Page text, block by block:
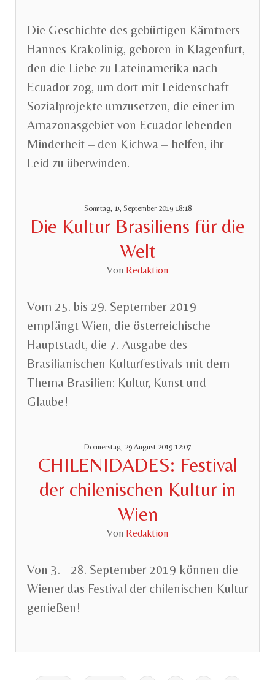
Die Geschichte des gebürtigen Kärntners
Hannes Krakolinig, geboren in Klagenfurt,
den die Liebe zu Lateinamerika nach
Ecuador zog, um dort mit Leidenschaft
Sozialprojekte umzusetzen, die einer im
Amazonasgebiet von Ecuador lebenden
Minderheit – den Kichwa – helfen, ihr
Leid zu überwinden.
Sonntag, 15 September 2019 18:18
Die Kultur Brasiliens für die
Welt
Von Redaktion
Vom 25. bis 29. September 2019
empfängt Wien, die österreichische
Hauptstadt, die 7. Ausgabe des
Brasilianischen Kulturfestivals mit dem
Thema Brasilien: Kultur, Kunst und
Glaube!
Donnerstag, 29 August 2019 12:07
CHILENIDADES: Festival
der chilenischen Kultur in
Wien
Von Redaktion
Von 3. - 28. September 2019 können die
Wiener das Festival der chilenischen Kultur
genießen!